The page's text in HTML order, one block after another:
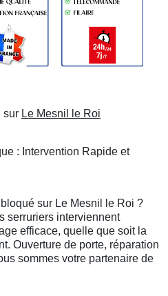
sur Le Mesnil le Roi
: Intervention Rapide et
sur Le Mesnil le Roi ?
serruriers interviennent
efficace, quelle que soit la
Ouverture de porte, réparation
sommes votre partenaire de